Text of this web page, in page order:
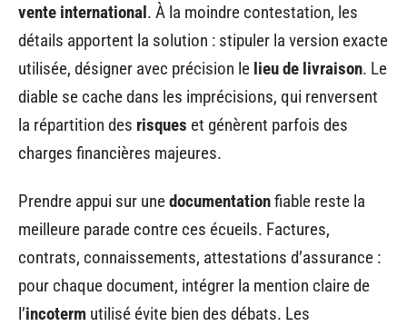
vente international. À la moindre contestation, les
détails apportent la solution : stipuler la version exacte
utilisée, désigner avec précision le lieu de livraison. Le
diable se cache dans les imprécisions, qui renversent
la répartition des risques et génèrent parfois des
charges financières majeures.
Prendre appui sur unedocumentationfiable reste la
meilleure parade contre ces écueils. Factures,
contrats, connaissements, attestations d’assurance :
pour chaque document, intégrer la mention claire de
l’incoterm utilisé évite bien des débats. Les